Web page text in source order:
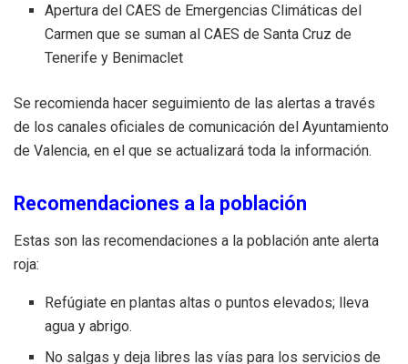
Apertura del CAES de Emergencias Climáticas del
Carmen que se suman al CAES de Santa Cruz de
Tenerife y Benimaclet
Se recomienda hacer seguimiento de las alertas a través
de los canales oficiales de comunicación del Ayuntamiento
de Valencia, en el que se actualizará toda la información.
Recomendaciones a la población
Estas son las recomendaciones a la población ante alerta
roja:
Refúgiate en plantas altas o puntos elevados; lleva
agua y abrigo.
No salgas y deja libres las vías para los servicios de